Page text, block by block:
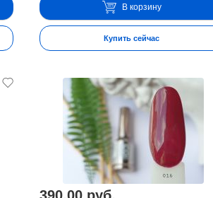
В корзину
Купить сейчас